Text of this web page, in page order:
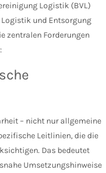
Logistik (BVL)
und Entsorgung
zentralen Forderungen
– nicht nur allgemeine
Leitlinien, die die
Das bedeutet
Umsetzungshinweise